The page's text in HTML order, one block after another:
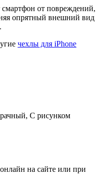
смартфон от повреждений,
опрятный внешний вид
чехлы для iPhone
, С рисунком
на сайте или при